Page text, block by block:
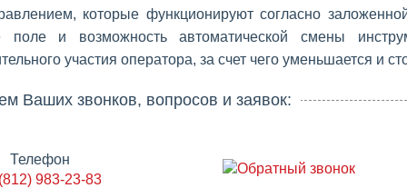
которые функционируют согласно
поле и возможность автоматической смены
участия оператора, за счет чего уменьшается и
Ваших звонков, вопросов и заявок:
Телефон
983-23-83
Обратный звонок